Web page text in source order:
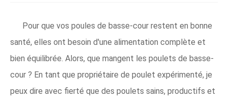
Pour que vos poules de basse-cour restent en bonne
santé, elles ont besoin d'une alimentation complète et
bien équilibrée. Alors, que mangent les poulets de basse-
cour ? En tant que propriétaire de poulet expérimenté, je
peux dire avec fierté que des poulets sains, productifs et